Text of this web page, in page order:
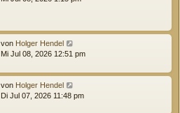
von Holger Hendel
Mi Jul 08, 2026 12:51 pm
von Holger Hendel
Di Jul 07, 2026 11:48 pm